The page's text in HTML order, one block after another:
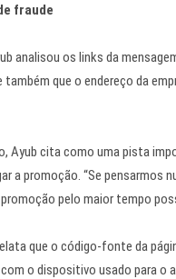
fraude
analisou os links da
também que o endereço da
Ayub cita como uma pista
a promoção. “Se pensarmos
pelo maior tempo
que o código-fonte da
o dispositivo usado para o